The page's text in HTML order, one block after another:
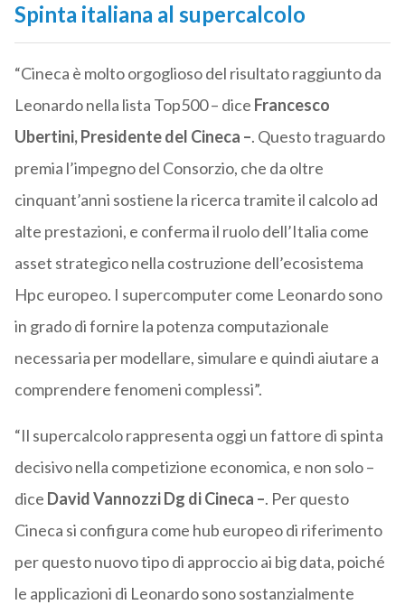
Spinta italiana al supercalcolo
“Cineca è molto orgoglioso del risultato raggiunto da
Leonardo nella lista Top500 – dice Francesco
Ubertini, Presidente del Cineca –. Questo traguardo
premia l’impegno del Consorzio, che da oltre
cinquant’anni sostiene la ricerca tramite il calcolo ad
alte prestazioni, e conferma il ruolo dell’Italia come
asset strategico nella costruzione dell’ecosistema
Hpc europeo. I supercomputer come Leonardo sono
in grado di fornire la potenza computazionale
necessaria per modellare, simulare e quindi aiutare a
comprendere fenomeni complessi”.
“Il supercalcolo rappresenta oggi un fattore di spinta
decisivo nella competizione economica, e non solo –
dice David Vannozzi Dg di Cineca –. Per questo
Cineca si configura come hub europeo di riferimento
per questo nuovo tipo di approccio ai big data, poiché
le applicazioni di Leonardo sono sostanzialmente